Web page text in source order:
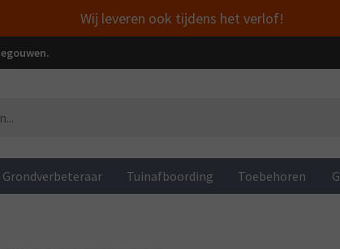
Wij leveren ook tijdens het verlof!
Grondverbeteraar Tuinafboording Toebehoren